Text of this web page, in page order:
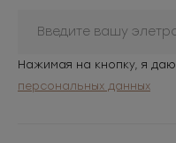
Нажимая на кнопку, я даю
персональных данных